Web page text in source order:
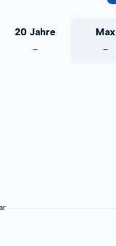
20 Jahre
-
Max
-